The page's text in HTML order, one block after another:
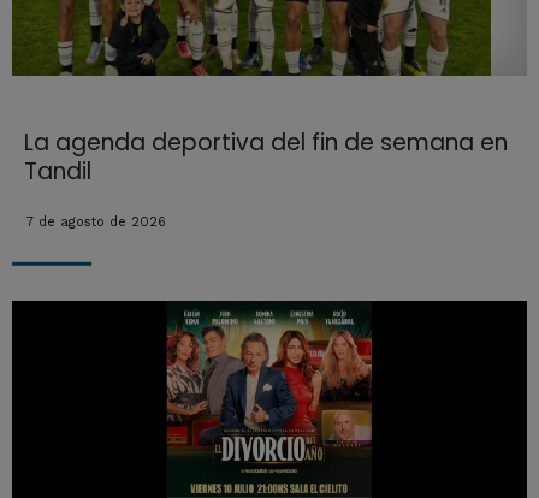
La agenda deportiva del fin de semana en
Tandil
7 de agosto de 2026